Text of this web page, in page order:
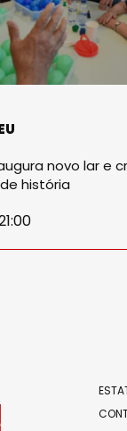
novo lar e
história